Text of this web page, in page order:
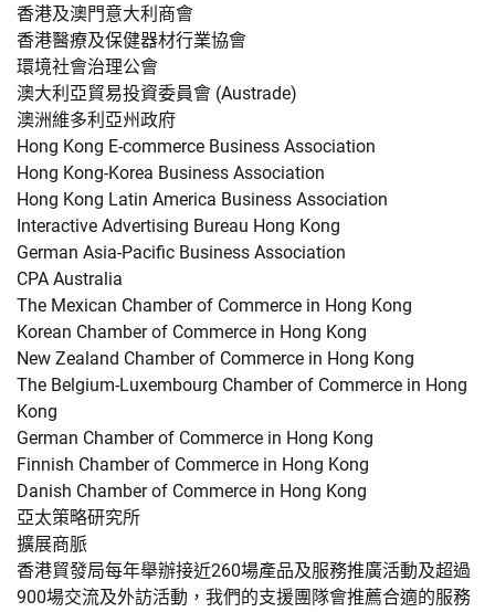
香港及澳門意大利商會
香港醫療及保健器材行業協會
環境社會治理公會
澳大利亞貿易投資委員會 (Austrade)
澳洲維多利亞州政府
Hong Kong E-commerce Business Association
Hong Kong-Korea Business Association
Hong Kong Latin America Business Association
Interactive Advertising Bureau Hong Kong
German Asia-Pacific Business Association
CPA Australia
The Mexican Chamber of Commerce in Hong Kong
Korean Chamber of Commerce in Hong Kong
New Zealand Chamber of Commerce in Hong Kong
The Belgium-Luxembourg Chamber of Commerce in Hong
Kong
German Chamber of Commerce in Hong Kong
Finnish Chamber of Commerce in Hong Kong
Danish Chamber of Commerce in Hong Kong
亞太策略研究所
擴展商脈
香港貿發局每年舉辦接近260場產品及服務推廣活動及超過
900場交流及外訪活動，我們的支援團隊會推薦合適的服務